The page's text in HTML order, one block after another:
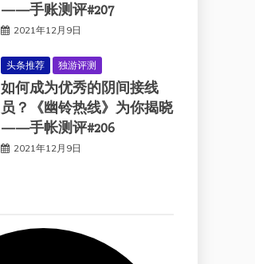
——手账测评#207
2021年12月9日
头条推荐 独游评测
如何成为优秀的阴间接线
员？《幽铃热线》为你揭晓
——手帐测评#206
2021年12月9日